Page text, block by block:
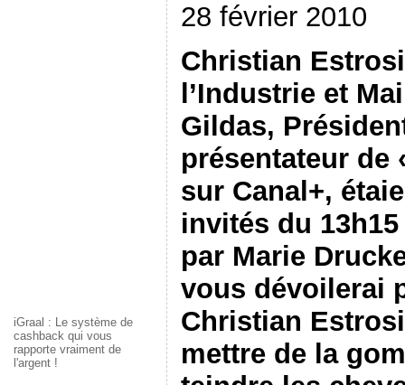
iGraal : Le système de
cashback qui vous
rapporte vraiment de
l'argent !
28 février 2010
Christian
l’Industrie et
Gildas,
présentateur de
sur Canal+,
invités du
par Marie
vous dévoilerai
Christian
mettre de la